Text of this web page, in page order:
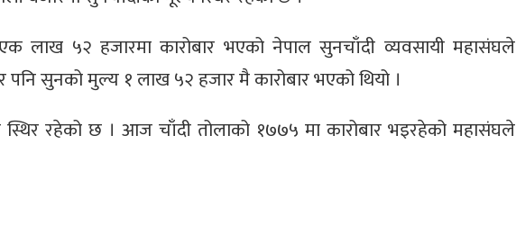
लाख ५२ हजारमा कारोबार भएको नेपाल सुनचाँदी व्यवसायी महासंघले
सुनको मुल्य १ लाख ५२ हजार मै कारोबार भएको थियो ।
रहेको छ । आज चाँदी तोलाको १७७५ मा कारोबार भइरहेको महासंघले